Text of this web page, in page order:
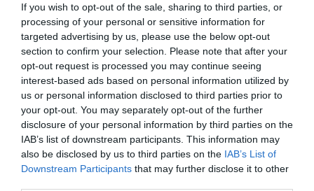
If you wish to opt-out of the sale, sharing to third parties, or
processing of your personal or sensitive information for
targeted advertising by us, please use the below opt-out
section to confirm your selection. Please note that after your
opt-out request is processed you may continue seeing
interest-based ads based on personal information utilized by
us or personal information disclosed to third parties prior to
your opt-out. You may separately opt-out of the further
disclosure of your personal information by third parties on the
IAB’s list of downstream participants. This information may
also be disclosed by us to third parties on the IAB’s List of
Downstream Participants that may further disclose it to other
την γκλίτσα του, όχι για να την
κάνει σταθερότερη, αλλά
ομορφότερη. Τούτο το «περιττό»
που προστίθεται στο αναγκαίο,
είναι η τέχνη. Όλοι, ακόμα και οι
πρωτόγονοι, θα ’θελαν τα
πράγματα που χρησιμοποιούν, εκτός
από χρήσιμα, να είναι και ωραία»
Βασίλης Ραφαηλίδης (1934 – 2000, δημοσιογράφος